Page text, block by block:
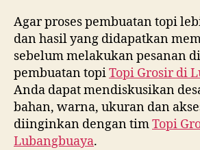
Agar proses pembuatan topi
dan hasil yang didapatkan
sebelum melakukan pesanan
pembuatan topiTopi Grosir di
Anda dapat mendiskusikan
bahan, warna, ukuran dan
diinginkan dengan timTopi
Lubangbuaya.